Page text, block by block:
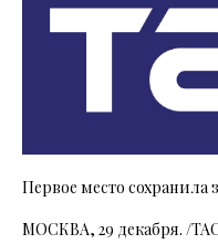
Первое место сохранила
МОСКВА, 29 декабря. /